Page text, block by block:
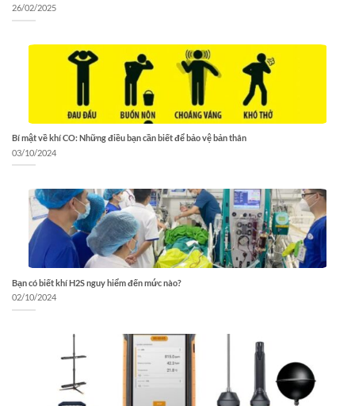
26/02/2025
Bí mật về khí CO: Những điều bạn cần biết để bảo vệ bản thân
03/10/2024
Bạn có biết khí H2S nguy hiểm đến mức nào?
02/10/2024